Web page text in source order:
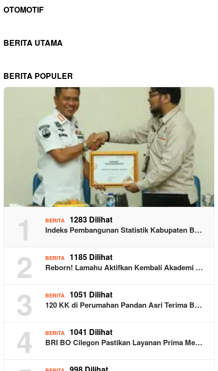
OTOMOTIF
BERITA UTAMA
BERITA POPULER
1 BERITA 1283 Dilihat
Indeks Pembangunan Statistik Kabupaten B…
2 BERITA 1185 Dilihat
Reborn! Lamahu Aktifkan Kembali Akademi …
3 BERITA 1051 Dilihat
120 KK di Perumahan Pandan Asri Terima B…
4 BERITA 1041 Dilihat
BRI BO Cilegon Pastikan Layanan Prima Me…